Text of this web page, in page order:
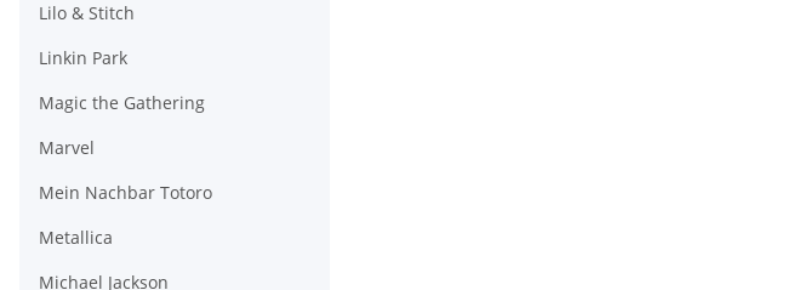
Lilo & Stitch
Linkin Park
Magic the Gathering
Marvel
Mein Nachbar Totoro
Metallica
Michael Jackson